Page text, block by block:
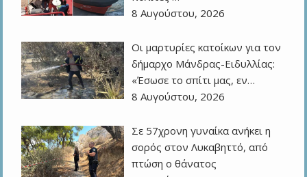
8 Αυγούστου, 2026
Οι μαρτυρίες κατοίκων για τον
δήμαρχο Μάνδρας-Ειδυλλίας:
«Έσωσε το σπίτι μας, εν…
8 Αυγούστου, 2026
Σε 57χρονη γυναίκα ανήκει η
σορός στον Λυκαβηττό, από
πτώση ο θάνατος